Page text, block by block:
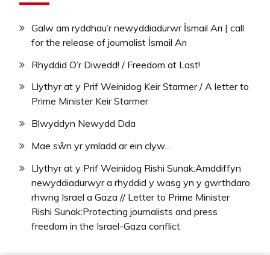
Galw am ryddhau’r newyddiadurwr İsmail Arı | call
for the release of journalist İsmail Arı
Rhyddid O’r Diwedd! / Freedom at Last!
Llythyr at y Prif Weinidog Keir Starmer / A letter to
Prime Minister Keir Starmer
Blwyddyn Newydd Dda
Mae sŵn yr ymladd ar ein clyw…
Llythyr at y Prif Weinidog Rishi Sunak:Amddiffyn
newyddiadurwyr a rhyddid y wasg yn y gwrthdaro
rhwng Israel a Gaza // Letter to Prime Minister
Rishi Sunak:Protecting journalists and press
freedom in the Israel-Gaza conflict